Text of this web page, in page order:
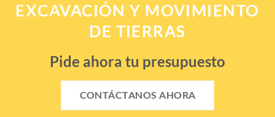
EXCAVACIÓN Y MOVIMIENTO
DE TIERRAS
Pide ahora tu presupuesto
CONTÁCTANOS AHORA